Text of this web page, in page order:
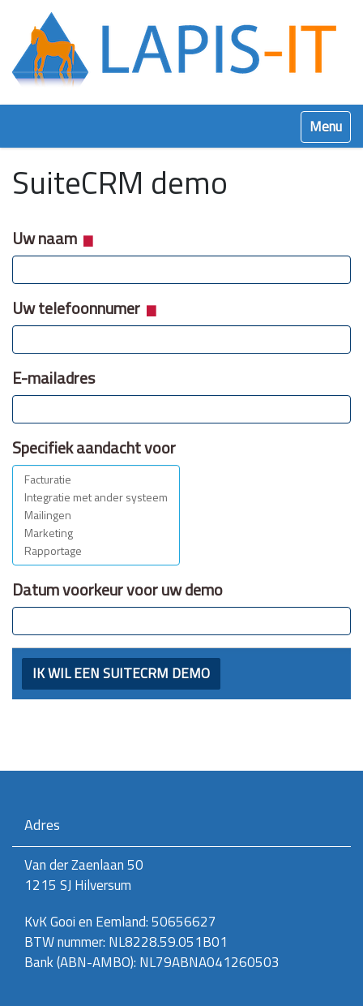
Klap
SuiteCRM demo
Uw naam
Uw telefoonnumer
E-mailadres
Specifiek aandacht voor
Datum voorkeur voor uw demo
Adres
Van der Zaenlaan 50
1215 SJ Hilversum
KvK Gooi en Eemland: 50656627
BTW nummer: NL8228.59.051B01
Bank (ABN-AMBO): NL79ABNA041260503